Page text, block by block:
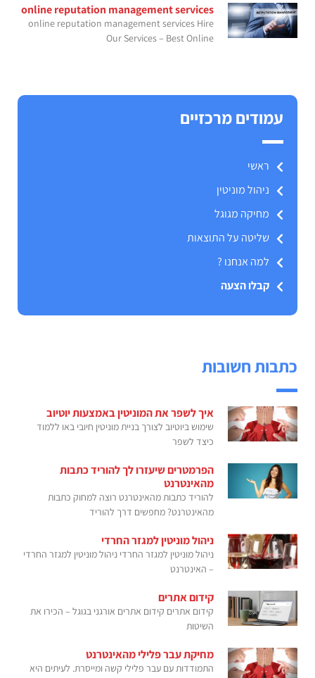
online reputation management services
online reputation management services Hire
Our Services – Best Online
עמודים מרכזיים
ראשי
ניהול מוניטין
מחיקה מגוגל
שליטה על התוצאות
למה אנחנו ?
קבלו הצעה
כתבות חשובות
איך לשפר את המוניטין באמצעות יוטיוב
שימוש ביוטיוב לצורך בניית מוניטין חיובי באו ללמוד
כיצד לשפר
הפרמטרים שיעזרו לך להוריד כתבות
מהאינטרנט
להוריד כתבות מהאינטרנט רוצה למחוק כתבות
מהאינטרנט? מחפשים דרך להוריד
ניהול מוניטין למגזר החרדי
ניהול מוניטין למגזר החרדי ניהול מוניטין למגזר החרדי
– האינטרנט
קידום אתרים
קידום אתרים קידום אתרים אורגני בגוגל – הכירו את
השיטות
מחיקת עבר פלילי מהאינטרנט
התמודדות עם עבר פלילי קשה ומייסרת. לעיתים היא